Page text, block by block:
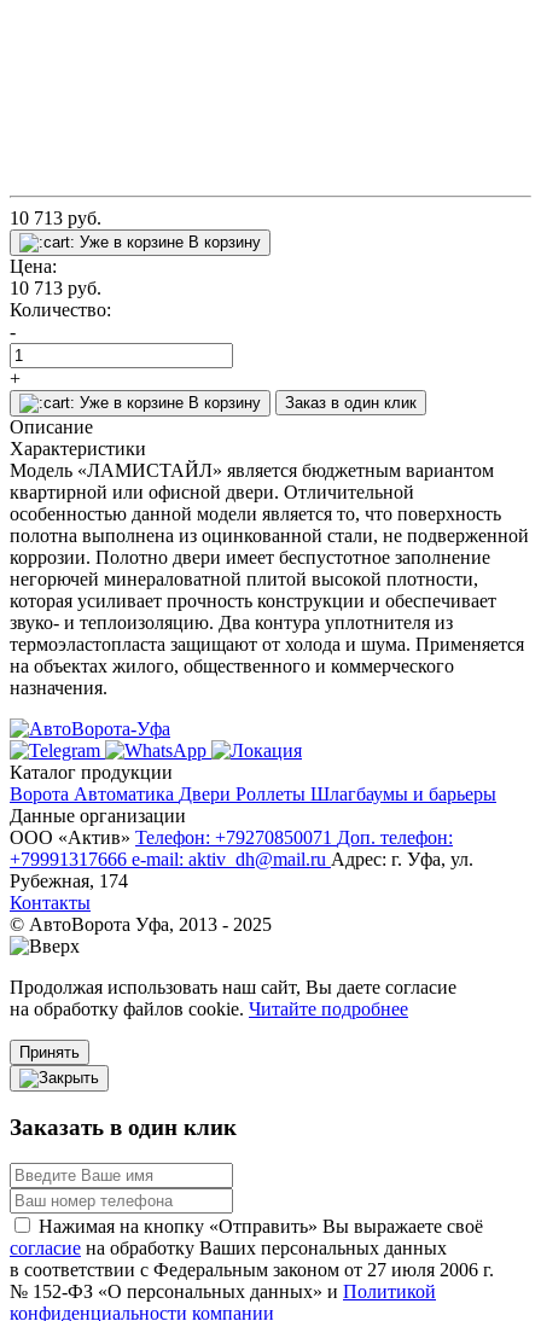
10 713 руб.
Уже в корзине В корзину
Цена:
10 713 руб.
Количество:
-
+
Уже в корзине В корзину Заказ в один клик
Описание
Характеристики
Модель «ЛАМИСТАЙЛ» является бюджетным вариантом
квартирной или офисной двери. Отличительной
особенностью данной модели является то, что поверхность
полотна выполнена из оцинкованной стали, не подверженной
коррозии. Полотно двери имеет беспустотное заполнение
негорючей минераловатной плитой высокой плотности,
которая усиливает прочность конструкции и обеспечивает
звуко- и теплоизоляцию. Два контура уплотнителя из
термоэластопласта защищают от холода и шума. Применяется
на объектах жилого, общественного и коммерческого
назначения.
Каталог продукции
Ворота Автоматика Двери Роллеты Шлагбаумы и барьеры
Данные организации
ООО «‎Актив»‎ Телефон: +79270850071 Доп. телефон:
+79991317666 e-mail: aktiv_dh@mail.ru Адрес: г. Уфа, ул.
Рубежная, 174
Контакты
© АвтоВорота Уфа, 2013 - 2025
Продолжая использовать наш сайт, Вы даете согласие
на обработку файлов cookie. Читайте подробнее
Принять
Заказать в один клик
Нажимая на кнопку «Отправить» Вы выражаете своё
согласие на обработку Ваших персональных данных
в соответствии с Федеральным законом от 27 июля 2006 г.
№ 152-ФЗ «О персональных данных» и Политикой
конфиденциальности компании